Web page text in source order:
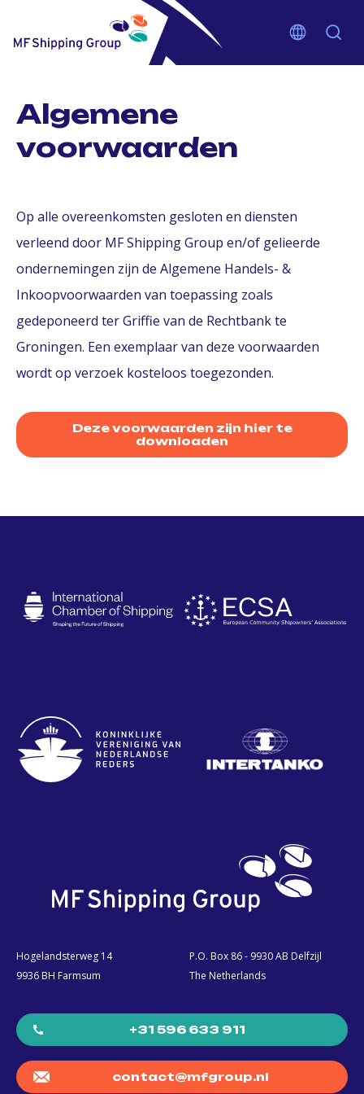
Algemene
voorwaarden
Op alle overeenkomsten gesloten en diensten
verleend door MF Shipping Group en/of gelieerde
ondernemingen zijn de Algemene Handels- &
Inkoopvoorwaarden van toepassing zoals
gedeponeerd ter Griffie van de Rechtbank te
Groningen. Een exemplaar van deze voorwaarden
wordt op verzoek kosteloos toegezonden.
Deze voorwaarden zijn hier te
downloaden
Hogelandsterweg 14
9936 BH Farmsum
P.O. Box 86 - 9930 AB Delfzijl
The Netherlands
+31 596 633 911
contact@mfgroup.nl